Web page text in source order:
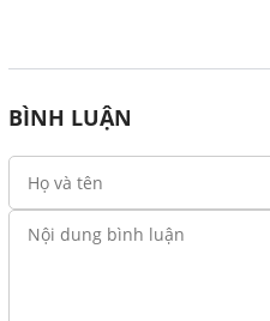
BÌNH LUẬN